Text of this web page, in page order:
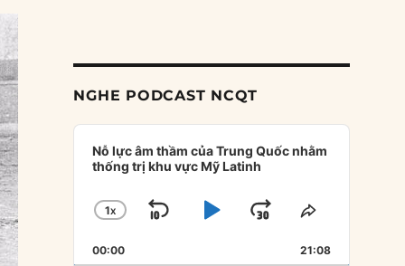
NGHE PODCAST NCQT
Audio
Player
Nỗ lực âm thầm của Trung Quốc nhằm
thống trị khu vực Mỹ Latinh
CHANGE
RATE
1X
SKIP
BACKWARD
PLAYJUMP
FORWARD
SHARE
EPISODE
00:00 21:08